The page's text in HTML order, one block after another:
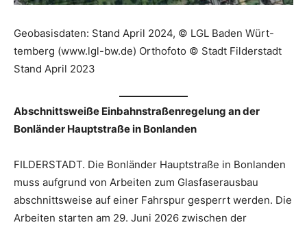
Geobasisdaten: Stand April 2024, © LGL Baden Würt-
temberg (www.lgl-bw.de) Orthofoto © Stadt Filderstadt
Stand April 2023
Abschnittsweiße Einbahnstraßenregelung an der
Bonländer Hauptstraße in Bonlanden
FILDERSTADT. Die Bonländer Hauptstraße in Bonlanden
muss aufgrund von Arbeiten zum Glasfaserausbau
abschnittsweise auf einer Fahrspur gesperrt werden. Die
Arbeiten starten am 29. Juni 2026 zwischen der